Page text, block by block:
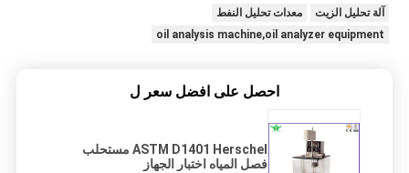
آلة تحليل الزيت
معدات تحليل النفط
oil analysis machine,oil analyzer equipment
احصل على افضل سعر ل
ASTM D1401 Herschel مستحلب
فصل المياه اختبار الجهاز